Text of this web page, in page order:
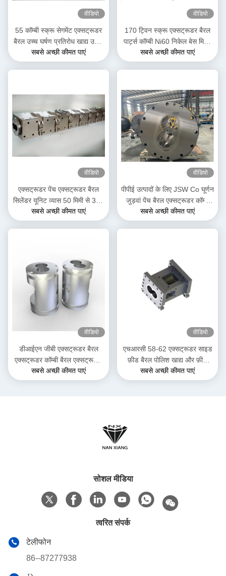
वीडियो
55 कॉम्बी स्क्रू सेगमेंट एक्सट्रूडर
बैरल उच्च घर्षण प्रतिरोध खाद्य उद्योग
के लिए स्थिर
सबसे अच्छी कीमत पाएं
वीडियो
170 ट्विन स्क्रू एक्सट्रूडर बैरल
पार्ट्स कॉम्बी Ni60 निकेल बेस मिश्र
धातु उच्च शक्ति
सबसे अच्छी कीमत पाएं
वीडियो
एक्सट्रूडर पेंच एक्सट्रूडर बैरल
सिलेंडर यूनिट व्यास 50 मिमी से 300
मिमी लंबाई 3500 मिमी
सबसे अच्छी कीमत पाएं
वीडियो
पीपीई उत्पादों के लिए JSW Co घूर्णन
जुड़वां पेंच बैरल एक्सट्रूडर कॉम्बी
बैरल पेंच सेगमेंट
सबसे अच्छी कीमत पाएं
वीडियो
डीआईएन जीबी एक्सट्रूडर बैरल
एक्सट्रूडर कॉम्बी बैरल एक्सट्रूज़न
ट्विन स्क्रू एक्सट्रूज़न के लिए
सबसे अच्छी कीमत पाएं
वीडियो
एचआरसी 58-62 एक्सट्रूडर साइड
फ़ीड बैरल पोलिश खाद्य और फ़ीड
उद्योग के लिए
सबसे अच्छी कीमत पाएं
सोशल मीडिया
त्वरित संपर्क
टेलीफोन
86--87277938